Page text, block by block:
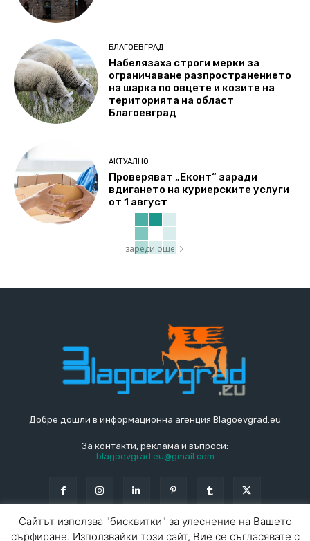
БЛАГОЕВГРАД
Набелязаха строги мерки за
ограничаване разпространението
на шарка по овцете и козите на
територията на област
Благоевград
АКТУАЛНО
Проверяват „Еконт“ заради
вдигането на куриерските услуги
от 1 август
зареди още
Добре дошли в информационна агенция Blagoevgrad.eu
За контакти, реклама и въпроси:
blagoevgrad.eu@gmail.com
Сайтът използва "бисквитки" за улеснение на Вашето
сърфиране. Използвайки този сайт, Вие се съгласявате с